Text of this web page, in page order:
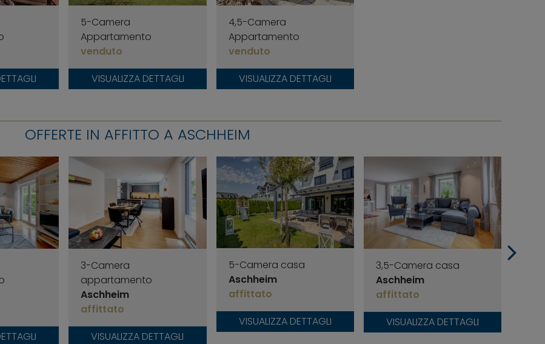
5-Camera
Appartamento
venduto
VISUALIZZA DETTAGLI
4,5-Camera
Appartamento
venduto
VISUALIZZA DETTAGLI
OFFERTE IN AFFITTO A ASCHHEIM
3-Camera
appartamento
Aschheim
affittato
VISUALIZZA DETTAGLI
5-Camera casa
Aschheim
affittato
VISUALIZZA DETTAGLI
3,5-Camera casa
Aschheim
affittato
VISUALIZZA DETTAGLI